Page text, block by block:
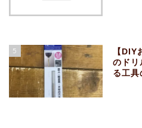
5
【
のドリ
る工具